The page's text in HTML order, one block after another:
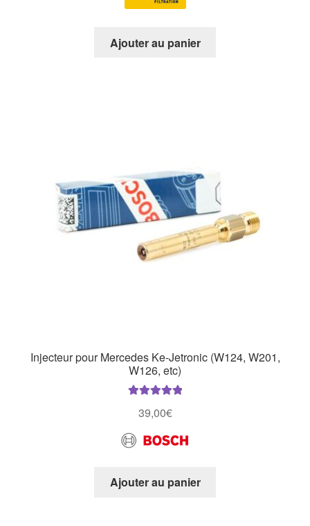
Ajouter au panier
Injecteur pour Mercedes Ke-Jetronic (W124, W201,
W126, etc)
5
39,00€
Ajouter au panier